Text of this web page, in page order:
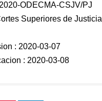
ODECMA-CSJV/PJ
Superiores de Justicia
: 2020-03-07
: 2020-03-08